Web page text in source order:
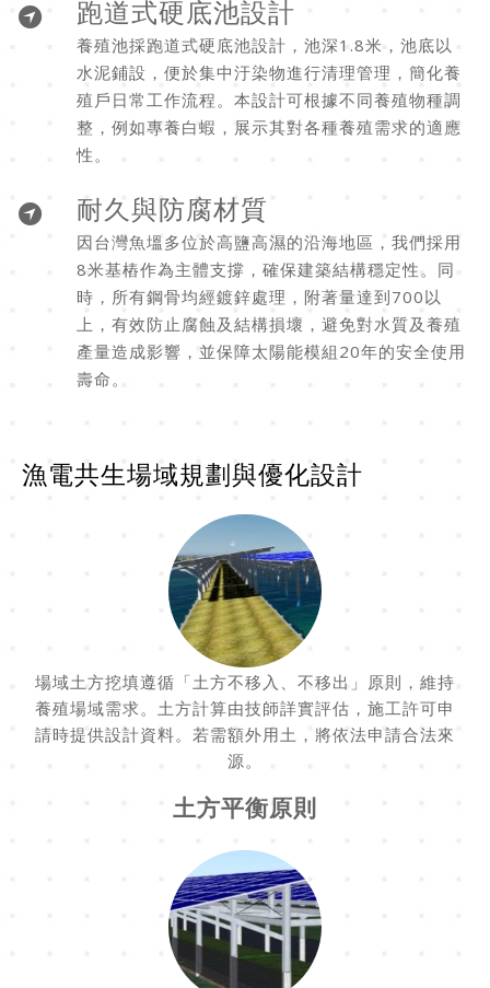
跑道式硬底池設計
養殖池採跑道式硬底池設計，池深1.8米，池底以
水泥鋪設，便於集中汙染物進行清理管理，簡化養
殖戶日常工作流程。本設計可根據不同養殖物種調
整，例如專養白蝦，展示其對各種養殖需求的適應
性。
耐久與防腐材質
因台灣魚塭多位於高鹽高濕的沿海地區，我們採用
8米基樁作為主體支撐，確保建築結構穩定性。同
時，所有鋼骨均經鍍鋅處理，附著量達到700以
上，有效防止腐蝕及結構損壞，避免對水質及養殖
產量造成影響，並保障太陽能模組20年的安全使用
壽命。
漁電共生場域規劃與優化設計
場域土方挖填遵循「土方不移入、不移出」原則，維持
養殖場域需求。土方計算由技師詳實評估，施工許可申
請時提供設計資料。若需額外用土，將依法申請合法來
源。
土方平衡原則